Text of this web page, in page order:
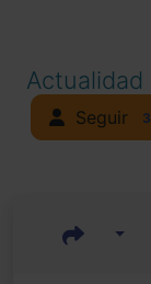
Seguir 3